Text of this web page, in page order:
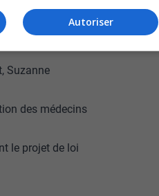
les
Suzanne
des médecins
le projet de loi
Autoriser